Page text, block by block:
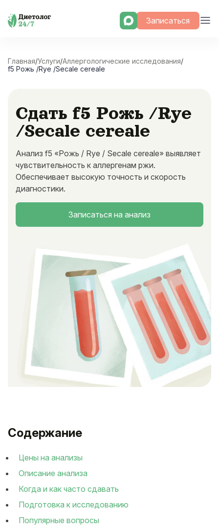
Skip
Записаться
Главная/Услуги/Аллергологические исследования/
f5 Рожь /Rye /Secale cereale
Сдать f5 Рожь /Rye
/Secale cereale
Анализ f5 «Рожь / Rye / Secale cereale» выявляет
чувствительность к аллергенам ржи.
Обеспечивает высокую точность и скорость
диагностики.
Записаться на анализ
Содержание
Цены на анализы
Описание анализа
Когда и как часто сдавать
Подготовка к исследованию
Популярные вопросы